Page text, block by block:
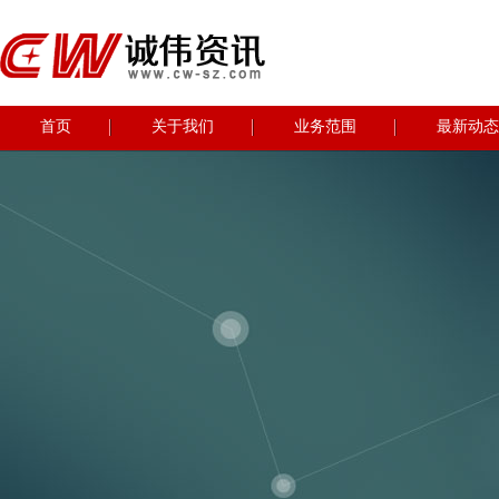
首页 关于我们 业务范围 最新动态